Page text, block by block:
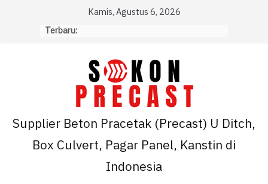
Kamis, Agustus 6, 2026
Terbaru:
Supplier Beton Pracetak (Precast) U Ditch,
Box Culvert, Pagar Panel, Kanstin di
Indonesia